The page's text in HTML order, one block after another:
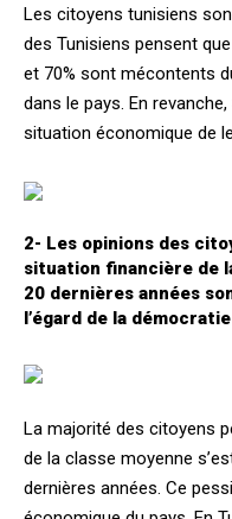
Les citoyens tunisiens
des Tunisiens pensent
et 70% sont mécontents
dans le pays. En
situation économique de
2- Les opinions des
situation financière de
20 dernières années
l’égard de la démocratie
La majorité des citoyens
de la classe moyenne
dernières années. Ce